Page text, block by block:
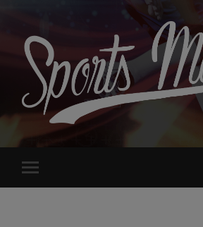
Mobile-
Menü